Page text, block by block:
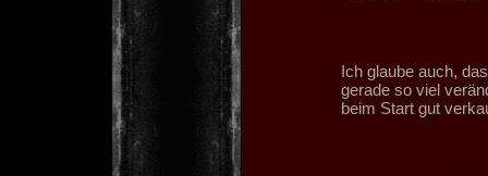
Ich glaube auch,
gerade so viel
beim Start gut